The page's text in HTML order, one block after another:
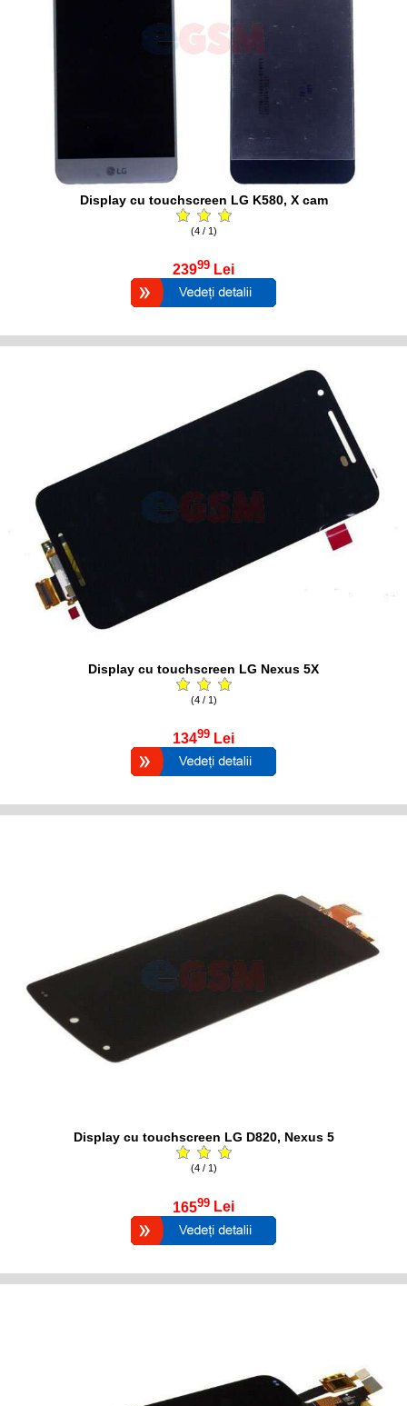
Display cu touchscreen LG K580, X cam
(4 / 1)
23999 Lei
Display cu touchscreen LG Nexus 5X
(4 / 1)
13499 Lei
Display cu touchscreen LG D820, Nexus 5
(4 / 1)
16599 Lei